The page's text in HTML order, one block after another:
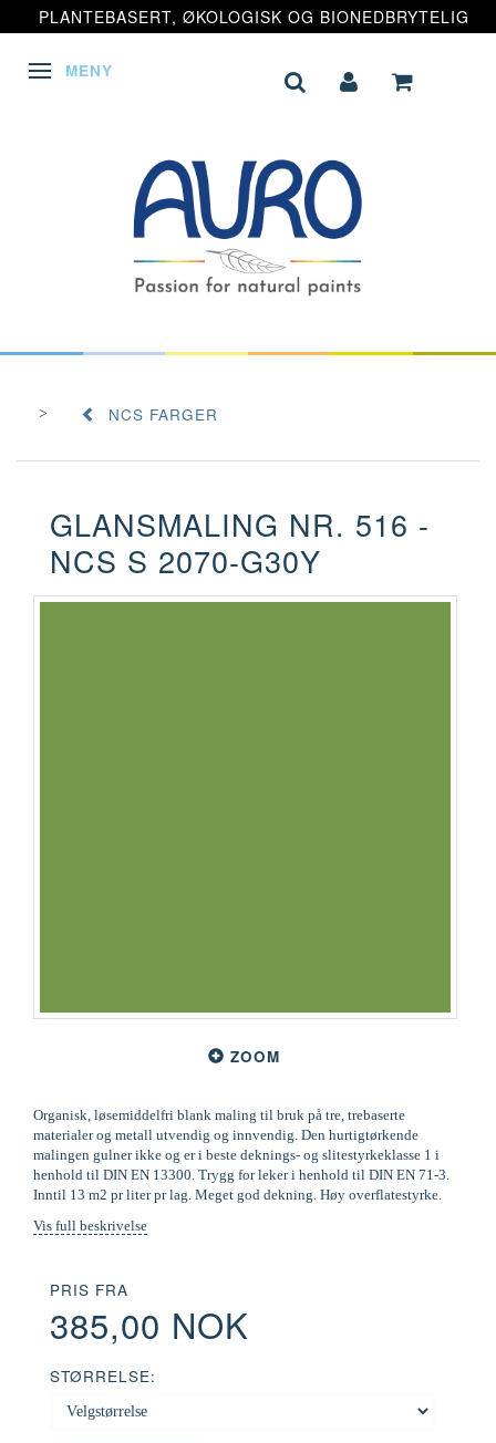
PLANTEBASERT, ØKOLOGISK OG BIONEDBRYTELIG
VEKSLE NAVIGASJON
MENY
NCS FARGER
GLANSMALING NR. 516 -
NCS S 2070-G30Y
ZOOM
Organisk, løsemiddelfri blank maling til bruk på tre, trebaserte
materialer og metall utvendig og innvendig. Den hurtigtørkende
malingen gulner ikke og er i beste deknings- og slitestyrkeklasse 1 i
henhold til DIN EN 13300. Trygg for leker i henhold til DIN EN 71-3.
Inntil 13 m2 pr liter pr lag. Meget god dekning. Høy overflatestyrke.
Vis full beskrivelse
PRIS FRA
385,00 NOK
STØRRELSE: